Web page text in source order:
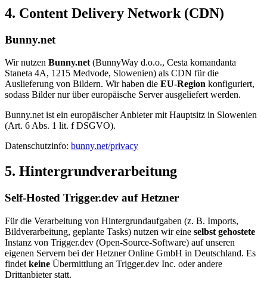
4. Content Delivery Network (CDN)
Bunny.net
Wir nutzen Bunny.net (BunnyWay d.o.o., Cesta komandanta
Staneta 4A, 1215 Medvode, Slowenien) als CDN für die
Auslieferung von Bildern. Wir haben die EU-Region konfiguriert,
sodass Bilder nur über europäische Server ausgeliefert werden.
Bunny.net ist ein europäischer Anbieter mit Hauptsitz in Slowenien
(Art. 6 Abs. 1 lit. f DSGVO).
Datenschutzinfo: bunny.net/privacy
5. Hintergrundverarbeitung
Self-Hosted Trigger.dev auf Hetzner
Für die Verarbeitung von Hintergrundaufgaben (z. B. Imports,
Bildverarbeitung, geplante Tasks) nutzen wir eine selbst gehostete
Instanz von Trigger.dev (Open-Source-Software) auf unseren
eigenen Servern bei der Hetzner Online GmbH in Deutschland. Es
findet keine Übermittlung an Trigger.dev Inc. oder andere
Drittanbieter statt.